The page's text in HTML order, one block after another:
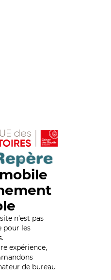
n’est pas
pour les
expérience,
de bureau